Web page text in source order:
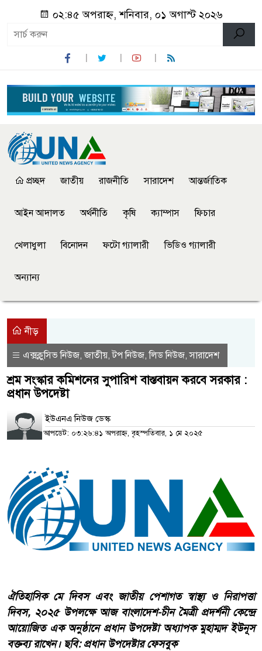
০২:৪৫ অপরাহ্ন, শনিবার, ০১ অগাস্ট ২০২৬
প্রচ্ছদ জাতীয় রাজনীতি সারাদেশ আন্তর্জাতিক
আইন আদালত অর্থনীতি কৃষি ক্যাম্পাস ফিচার
খেলাধুলা বিনোদন ফটো গ্যালারী ভিডিও গ্যালারী
অন্যান্য
নীড়
এক্সক্লুসিভ নিউজ,জাতীয়,টপ নিউজ,লিড নিউজ,সারাদেশ
শ্রম সংস্কার কমিশনের সুপারিশ বাস্তবায়ন করবে সরকার :
প্রধান উপদেষ্টা
ইউএনএ নিউজ ডেস্ক
আপডেট: ০৩:২৬:৪১ অপরাহ্ন, বৃহস্পতিবার, ১ মে ২০২৫
ঐতিহাসিক মে দিবস এবং জাতীয় পেশাগত স্বাস্থ্য ও নিরাপত্তা
দিবস, ২০২৫ উপলক্ষে আজ বাংলাদেশ-চীন মৈত্রী প্রদর্শনী কেন্দ্রে
আয়োজিত এক অনুষ্ঠানে প্রধান উপদেষ্টা অধ্যাপক মুহাম্মদ ইউনূস
বক্তব্য রাখেন। ছবি: প্রধান উপদেষ্টার ফেসবুক